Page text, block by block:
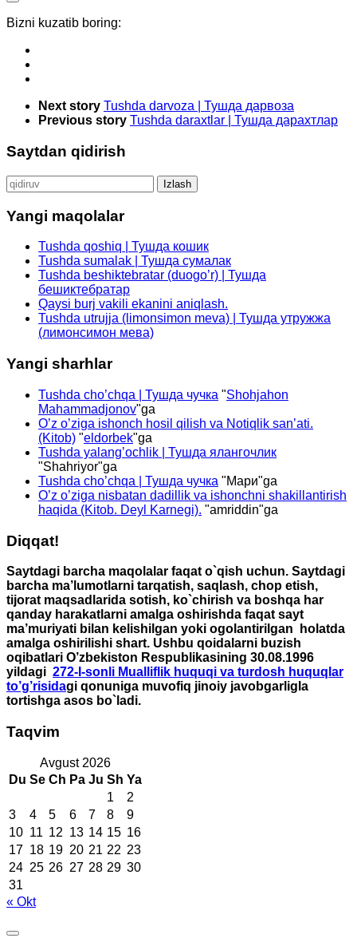
Bizni kuzatib boring:
Next story Tushda darvoza | Тушда дарвоза
Previous story Tushda daraxtlar | Тушда дарахтлар
Saytdan qidirish
Qidirshish:
Yangi maqolalar
Tushda qoshiq | Тушда кошик
Tushda sumalak | Тушда сумалак
Tushda beshiktebratar (duogo’r) | Тушда
бешиктебратар
Qaysi burj vakili ekanini aniqlash.
Tushda utrujja (limonsimon meva) | Тушда утружжа
(лимонсимон мева)
Yangi sharhlar
Tushda cho’chqa | Тушда чучка "Shohjahon
Mahammadjonov"ga
O’z o’ziga ishonch hosil qilish va Notiqlik san’ati.
(Kitob) "eldorbek"ga
Tushda yalang’ochlik | Тушда ялангочлик
"Shahriyor"ga
Tushda cho’chqa | Тушда чучка "Мари"ga
O’z o’ziga nisbatan dadillik va ishonchni shakillantirish
haqida (Kitob. Deyl Karnegi). "amriddin"ga
Diqqat!
Saytdagi barcha maqolalar faqat o`qish uchun. Saytdagi
barcha ma’lumotlarni tarqatish, saqlash, chop etish,
tijorat maqsadlarida sotish, ko`chirish va boshqa har
qanday harakatlarni amalga oshirishda faqat sayt
ma’muriyati bilan kelishilgan yoki ogolantirilgan holatda
amalga oshirilishi shart. Ushbu qoidalarni buzish
oqibatlari O’zbekiston Respublikasining 30.08.1996
yildagi 272-I-sonli Mualliflik huquqi va turdosh huquqlar
to’g’risidagi qonuniga muvofiq jinoiy javobgarligla
tortishga asos bo`ladi.
Taqvim
Avgust 2026
Du Se Ch Pa Ju Sh Ya
1
2
3
4 5 6 7 8
9
10 11 12 13 14 15 16
17 18 19 20 21 22 23
24 25 26 27 28 29 30
31
« Okt